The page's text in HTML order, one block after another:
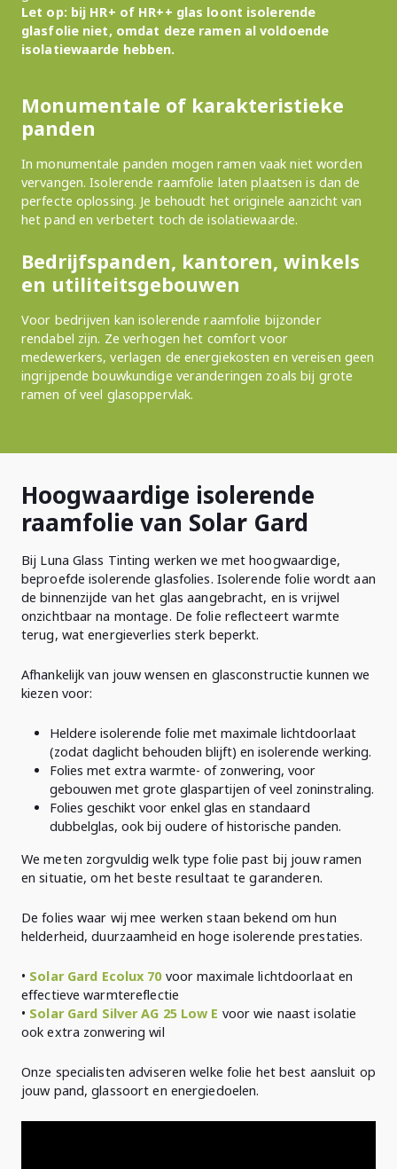
Let op: bij HR+ of HR++ glas loont isolerende
glasfolie niet, omdat deze ramen al voldoende
isolatiewaarde hebben.
Monumentale of karakteristieke
panden
In monumentale panden mogen ramen vaak niet worden
vervangen. Isolerende raamfolie laten plaatsen is dan de
perfecte oplossing. Je behoudt het originele aanzicht van
het pand en verbetert toch de isolatiewaarde.
Bedrijfspanden, kantoren, winkels
en utiliteitsgebouwen
Voor bedrijven kan isolerende raamfolie bijzonder
rendabel zijn. Ze verhogen het comfort voor
medewerkers, verlagen de energiekosten en vereisen geen
ingrijpende bouwkundige veranderingen zoals bij grote
ramen of veel glasoppervlak.
Hoogwaardige isolerende
raamfolie van Solar Gard
Bij Luna Glass Tinting werken we met hoogwaardige,
beproefde isolerende glasfolies. Isolerende folie wordt aan
de binnenzijde van het glas aangebracht, en is vrijwel
onzichtbaar na montage. De folie reflecteert warmte
terug, wat energieverlies sterk beperkt.
Afhankelijk van jouw wensen en glasconstructie kunnen we
kiezen voor:
Heldere isolerende folie met maximale lichtdoorlaat
(zodat daglicht behouden blijft) en isolerende werking.
Folies met extra warmte- of zonwering, voor
gebouwen met grote glaspartijen of veel zoninstraling.
Folies geschikt voor enkel glas en standaard
dubbelglas, ook bij oudere of historische panden.
We meten zorgvuldig welk type folie past bij jouw ramen
en situatie, om het beste resultaat te garanderen.
De folies waar wij mee werken staan bekend om hun
helderheid, duurzaamheid en hoge isolerende prestaties.
• Solar Gard Ecolux 70voor maximale lichtdoorlaat en
effectieve warmtereflectie
• Solar Gard Silver AG 25 Low E voor wie naast isolatie
ook extra zonwering wil
Onze specialisten adviseren welke folie het best aansluit op
jouw pand, glassoort en energiedoelen.